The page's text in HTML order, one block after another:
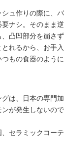
ュ作りの際に、
ナシ。そのまま
凸凹部分を崩さ
れるから、お手
もの食器のように
は、日本の専門
が発生しないの
セラミックコー